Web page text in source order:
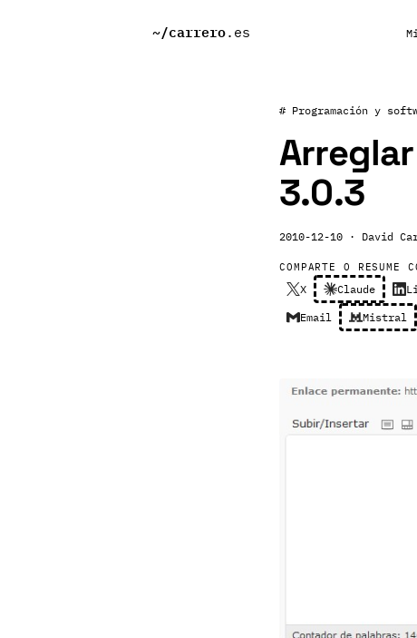
~/carrero.es
# Programación y
3.0.3
2010-12-10 · David
COMPARTE O RESUME
X Claude
Email Mistral